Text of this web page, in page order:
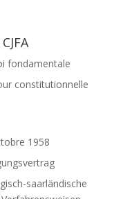
fondamentale
constitutionnelle
1958
saarländische